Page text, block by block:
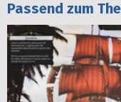
Passend zum